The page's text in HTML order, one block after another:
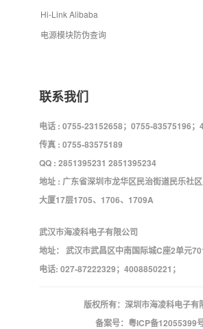
Hi-Link Alibaba
电源模块防伪查询
联系我们
电话 : 0755-23152658；0755-83575196；
传真 : 0755-83575189
QQ : 2851395231 2851395234
地址 : 广东省深圳市龙华区民治街道民乐社
大厦17层1705、1706、1709A
武汉市海凌科电子有限公司
地址： 武汉市武昌区中南国际城C座2单元
电话: 027-87222329；4008850221；
版权所有：深圳市海凌科电子有
备案号： 粤ICP备12055399